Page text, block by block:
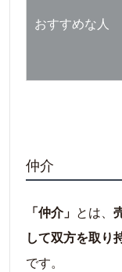
おすすめな人
仲介
「仲介」 とは、
して双方を取り
です。